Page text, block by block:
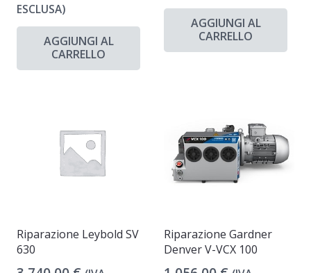
ESCLUSA)
AGGIUNGI AL
CARRELLO
AGGIUNGI AL
CARRELLO
Riparazione Leybold SV
630
Riparazione Gardner
Denver V-VCX 100